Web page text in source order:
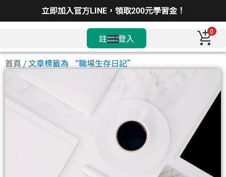
立即加入官方LINE，領取200元學習金！
註冊/登入
0
首頁 / 文章標籤為 “職場生存日記”